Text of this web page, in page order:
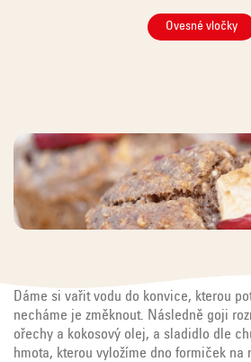
Ovesné vločky
Dáme si vařit vodu do konvice, kterou
necháme je změknout. Následně goji
ořechy a kokosový olej, a sladidlo dle
hmota, kterou vyložíme dno formiček na